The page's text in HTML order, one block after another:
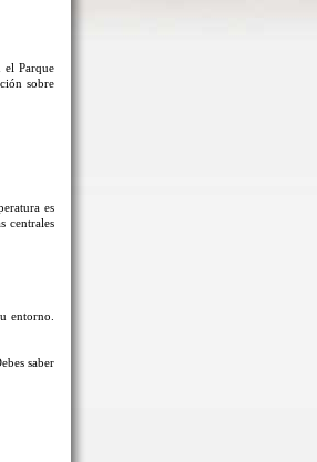
el Parque
sobre
es
centrales
entorno.
saber